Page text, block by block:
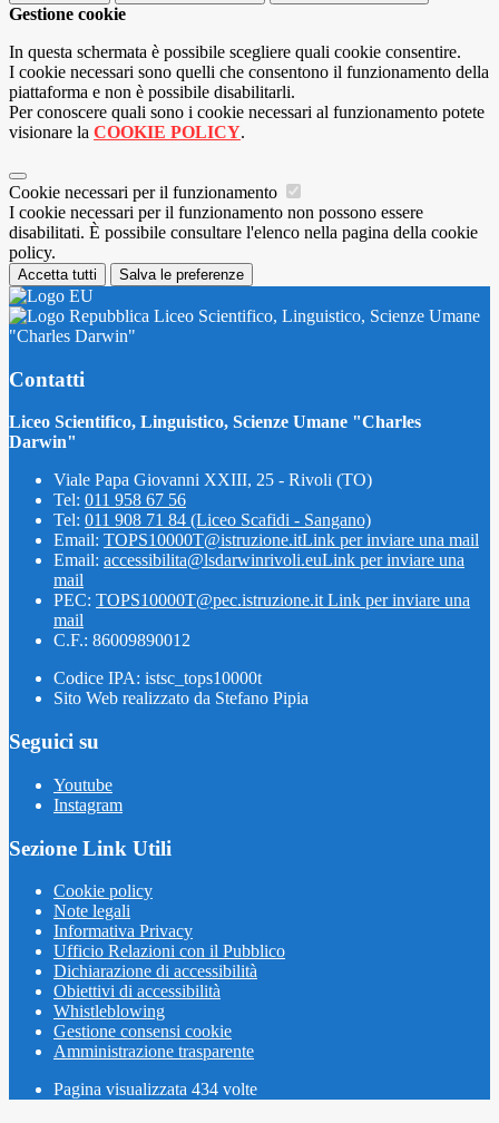
Gestione cookie
In questa schermata è possibile scegliere quali cookie consentire.
I cookie necessari sono quelli che consentono il funzionamento della
piattaforma e non è possibile disabilitarli.
Per conoscere quali sono i cookie necessari al funzionamento potete
visionare la COOKIE POLICY.
Cookie necessari per il funzionamento
I cookie necessari per il funzionamento non possono essere
disabilitati. È possibile consultare l'elenco nella pagina della cookie
policy.
Accetta tutti Salva le preferenze
Liceo Scientifico, Linguistico, Scienze Umane
"Charles Darwin"
Contatti
Liceo Scientifico, Linguistico, Scienze Umane "Charles
Darwin"
Viale Papa Giovanni XXIII, 25 - Rivoli (TO)
Tel: 011 958 67 56
Tel: 011 908 71 84 (Liceo Scafidi - Sangano)
Email: TOPS10000T@istruzione.itLink per inviare una mail
Email: accessibilita@lsdarwinrivoli.euLink per inviare una
mail
PEC: TOPS10000T@pec.istruzione.itLink per inviare una
mail
C.F.: 86009890012
Codice IPA: istsc_tops10000t
Sito Web realizzato da Stefano Pipia
Seguici su
Youtube
Instagram
Sezione Link Utili
Cookie policy
Note legali
Informativa Privacy
Ufficio Relazioni con il Pubblico
Dichiarazione di accessibilità
Obiettivi di accessibilità
Whistleblowing
Gestione consensi cookie
Amministrazione trasparente
Pagina visualizzata 434 volte